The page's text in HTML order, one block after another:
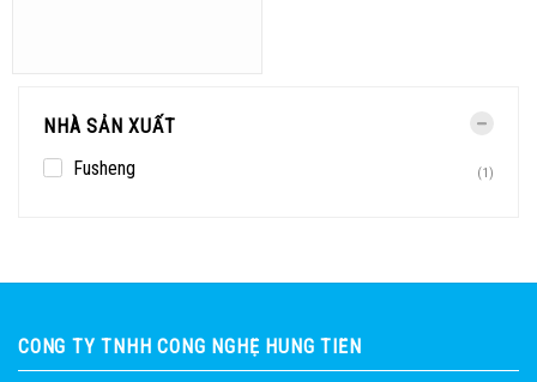
NHÀ SẢN XUẤT
Fusheng
(1)
CÔNG TY TNHH CÔNG NGHỆ HÙNG TIẾN